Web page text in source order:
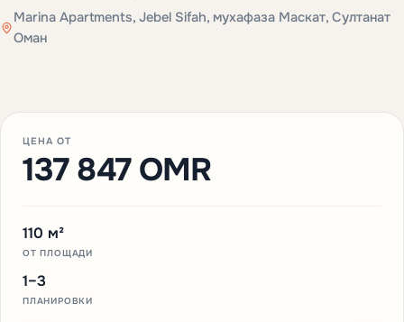
Marina Apartments, Jebel Sifah, мухафаза Маскат, Султанат
Оман
ЦЕНА ОТ
137 847 OMR
110 м²
ОТ ПЛОЩАДИ
1–3
ПЛАНИРОВКИ